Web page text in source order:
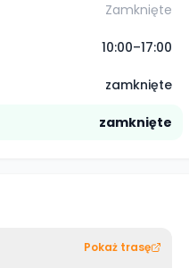
Zamknięte
10:00–17:00
zamknięte
zamknięte
Pokaż trasę